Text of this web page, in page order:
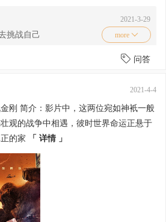
2021-3-29
挑战自己
聊啥都行，她要让你
着找下一个。
，在大街上主动和陌生
边说话。
事，突破自己的心里防
more
问答
2021-4-4
刚 简介：影片中，这两位宛如神衹一般
观的战争中相遇，彼时世界命运正悬于
的家 「 详情 」